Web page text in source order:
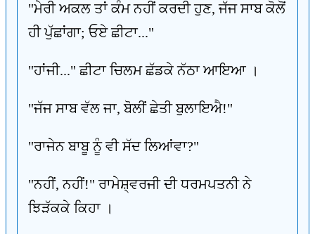
"ਮੇਰੀ ਅਕਲ ਤਾਂ ਕੰਮ ਨਹੀਂ ਕਰਦੀ ਹੁਣ, ਜੱਜ ਸਾਬ ਕੋਲੋਂ
ਹੀ ਪੁੱਛਾਂਗਾ; ਓਏ ਛੀਟਾ..."
"ਹਾਂਜੀ..." ਛੀਟਾ ਚਿਲਮ ਛੱਡਕੇ ਨੱਠਾ ਆਇਆ ।
"ਜੱਜ ਸਾਬ ਵੱਲ ਜਾ, ਬੋਲੀਂ ਛੇਤੀ ਬੁਲਾਇਐ!"
"ਰਾਜੇਨ ਬਾਬੂ ਨੂੰ ਵੀ ਸੱਦ ਲਿਆਂਵਾ?"
"ਨਹੀਂ, ਨਹੀਂ!" ਰਾਮੇਸ਼੍ਵਰਜੀ ਦੀ ਧਰਮਪਤਨੀ ਨੇ
ਝਿੜੱਕਕੇ ਕਿਹਾ ।